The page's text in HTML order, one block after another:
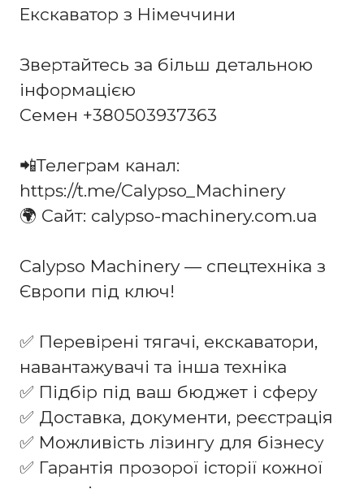
Екскаватор з Німеччини
Звертайтесь за більш детальною
інформацією
Семен +380503937363
📲Телеграм канал:
https://t.me/Calypso_Machinery
🌍 Сайт: calypso-machinery.com.ua
Calypso Machinery — спецтехніка з
Європи під ключ!
✅ Перевірені тягачі, екскаватори,
навантажувачі та інша техніка
✅ Підбір під ваш бюджет і сферу
✅ Доставка, документи, реєстрація
✅ Можливість лізингу для бізнесу
✅ Гарантія прозорої історії кожної